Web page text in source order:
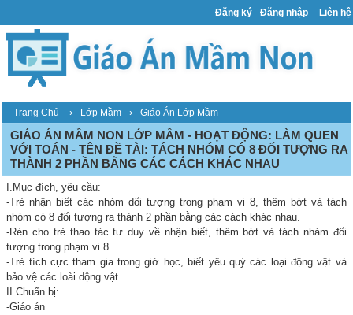
Đăng ký Đăng nhập Liên hệ
Trang Chủ › Lớp Mầm › Giáo Án Lớp Mầm
GIÁO ÁN MẦM NON LỚP MẦM - HOẠT ĐỘNG: LÀM QUEN
VỚI TOÁN - TÊN ĐỀ TÀI: TÁCH NHÓM CÓ 8 ĐỐI TƯỢNG RA
THÀNH 2 PHẦN BẰNG CÁC CÁCH KHÁC NHAU
I.Mục đích, yêu cầu:
-Trẻ nhận biết các nhóm dối tượng trong phạm vi 8, thêm bớt và tách
nhóm có 8 đối tượng ra thành 2 phần bằng các cách khác nhau.
-Rèn cho trẻ thao tác tư duy về nhận biết, thêm bớt và tách nhám đối
tượng trong phạm vi 8.
-Trẻ tích cực tham gia trong giờ học, biết yêu quý các loại động vật và
bảo vệ các loài dộng vật.
II.Chuẩn bị:
-Giáo án